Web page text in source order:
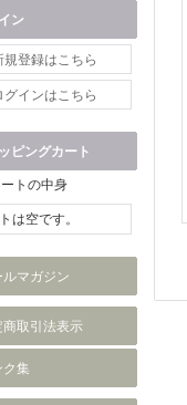
ン
規登録はこちら
グインはこちら
ピングカート
トの中身
は空です。
ルマガジン
商取引法表示
ク集